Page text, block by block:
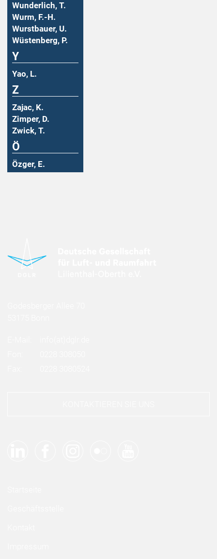
Wunderlich, T.
Wurm, F.-H.
Wurstbauer, U.
Wüstenberg, P.
Y
Yao, L.
Z
Zajac, K.
Zimper, D.
Zwick, T.
Ö
Özger, E.